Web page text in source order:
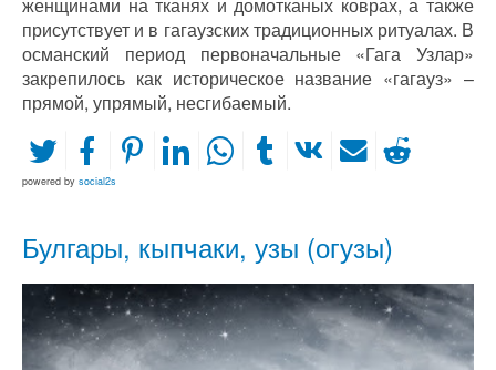
присутствует и в гагаузских традиционных ритуалах. В
османский период первоначальные «Гага Узлар»
закрепилось как историческое название «гагауз» –
прямой, упрямый, несгибаемый.
powered by social2s
Булгары, кыпчаки, узы (огузы)